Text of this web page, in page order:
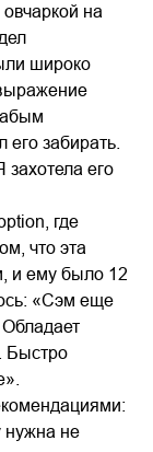
на
широко
забирать.
его
где
что эта
и ему было 12
«Сэм еще
Быстро
нужна не